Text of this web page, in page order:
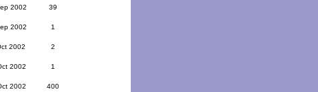
2002 39
2002 1
2002 2
2002 1
2002 400